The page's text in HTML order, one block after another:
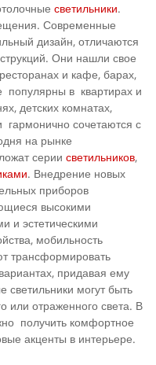
светильники.
Современные
дизайн, отличаются
Они нашли свое
и кафе, барах,
популярны в квартирах и
детских комнатах,
гармонично сочетаются с
на рынке
серии светильников,
. Внедрение новых
приборов
высокими
и эстетическими
мобильность
трансформировать
придавая ему
могут быть
или отраженного света. В
получить комфортное
акценты в интерьере.